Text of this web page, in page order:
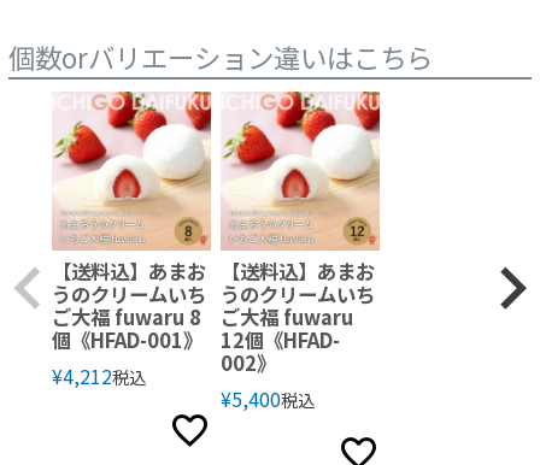
個数orバリエーション違いはこちら
【送料込】あまお
うのクリームいち
ご大福 fuwaru 8
個《HFAD-001》
¥4,212税込
【送料込】あまお
うのクリームいち
ご大福 fuwaru
12個《HFAD-
002》
¥5,400税込